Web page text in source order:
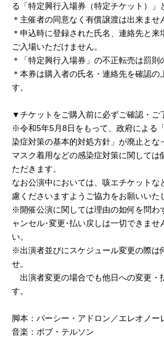
る「特定興行入場券（特定チケット）」
＊主催者の同意なく有償譲渡は出来ませ
＊申込時に登録された氏名、連絡先と来
ご入場いただけません。
＊「特定興行入場券」の不正転売は罰則
＊本券は購入者の氏名・連絡先を確認の
す。
▼チケットをご購入前に必ずご確認・ご
※令和5年5⽉8⽇をもって、政府による
染症対策の基本的対処⽅針」が廃⽌とな
マスク着⽤などの感染症対策に関しては
ただきます。
なお公演中においては、咳エチケットな
慮くださいますようご協⼒をお願いいた
※開催公演に関しては理由の如何を問わ
ャンセル･変更･払い戻しは一切できませ
い。
※出演者並びにスケジュール変更の際は
せ。
出演者変更の場合でも他日への変更・
す。
脚本：パーシー・アドロン／エレオノー
音楽：ボブ・テルソン